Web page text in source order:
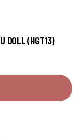
DOLL (HGT13)